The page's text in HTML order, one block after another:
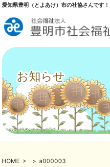
愛知県豊明（とよあけ）市の社協さんです！
お知らせ
HOME > > a000003